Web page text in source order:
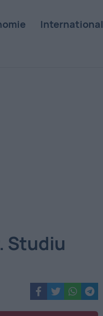
International
Studiu